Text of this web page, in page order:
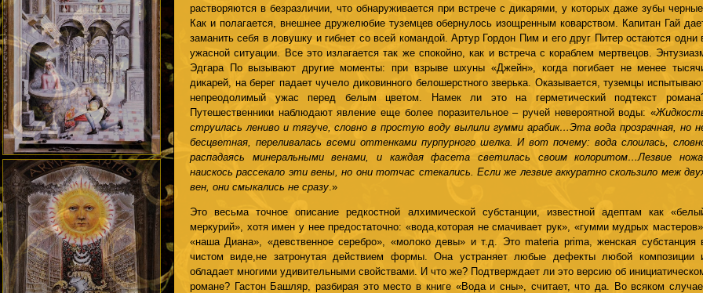
растворяются в безразличии, что обнаруживается при встрече с дикарями, у которых даже зубы черные.
Как и полагается, внешнее дружелюбие туземцев обернулось изощренным коварством. Капитан Гай
заманить себя в ловушку и гибнет со всей командой. Артур Гордон Пим и его друг Питер остаются одни
ужасной ситуации. Все это излагается так же спокойно, как и встреча с кораблем мертвецов.
Эдгара По вызывают другие моменты: при взрыве шхуны «Джейн», когда погибает не менее
дикарей, на берег падает чучело диковинного белошерстного зверька. Оказывается, туземцы
непреодолимый ужас перед белым цветом. Намек ли это на герметический подтекст
Путешественники наблюдают явление еще более поразительное – ручей невероятной воды: «
струилась лениво и тягуче, словно в простую воду вылили гумми арабик…Эта вода прозрачная, но
бесцветная, переливалась всеми оттенками пурпурного шелка. И вот почему: вода слоилась,
распадаясь минеральными венами, и каждая фасета светилась своим колоритом…Лезвие ножа
наискось рассекало эти вены, но они тотчас стекались. Если же лезвие аккуратно скользило меж
вен, они смыкались не сразу .»
Это весьма точное описание редкостной алхимической субстанции, известной адептам как
меркурий», хотя имен у нее предостаточно: «вода,которая не смачивает рук», «гумми мудрых мастеров»,
«наша Диана», «девственное серебро», «молоко девы» и т.д. Это materia prima, женская субстанция
чистом виде,не затронутая действием формы. Она устраняет любые дефекты любой композиции
обладает многими удивительными свойствами. И что же? Подтверждает ли это версию об
романе? Гастон Башляр, разбирая это место в книге «Вода и сны», считает, что да. Во всяком случае,